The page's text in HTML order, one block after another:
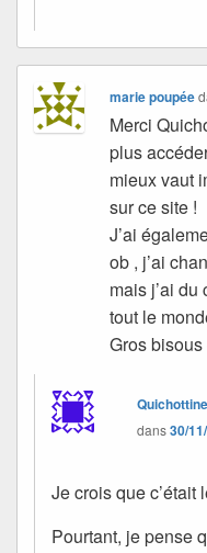
marie poupée
Merci
plus
mieux vaut
sur ce site !
J’ai
ob , j’ai
mais j’ai
tout le
Gros
Quichottine
dans30/
Je crois que
Pourtant, je pense